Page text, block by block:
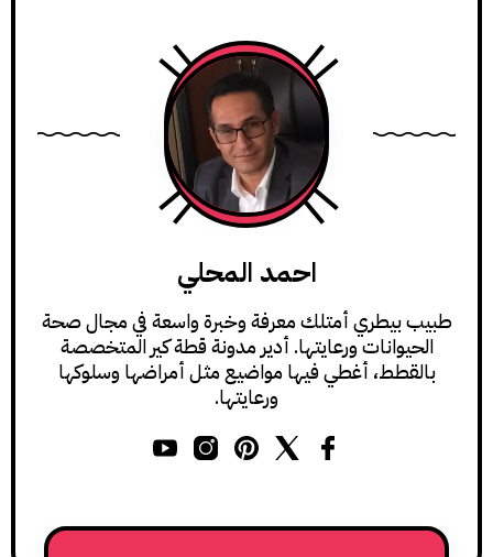
احمد المحلي
طبيب بيطري أمتلك معرفة وخبرة واسعة في مجال صحة
الحيوانات ورعايتها. أدير مدونة قطة كير المتخصصة
بالقطط، أغطي فيها مواضيع مثل أمراضها وسلوكها
ورعايتها.